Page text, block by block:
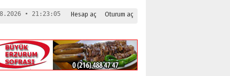
Hesap aç Oturum aç
• 21:23:05